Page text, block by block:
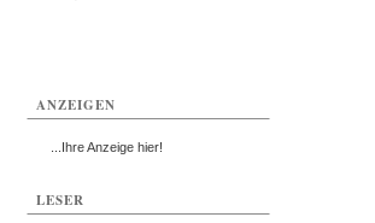
ANZEIGEN
...Ihre Anzeige hier!
LESER